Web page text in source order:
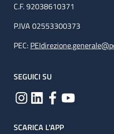
C.F. 92038610371
P.IVA 02553300373
PEC:
SEGUICI SU
SCARICA L'APP